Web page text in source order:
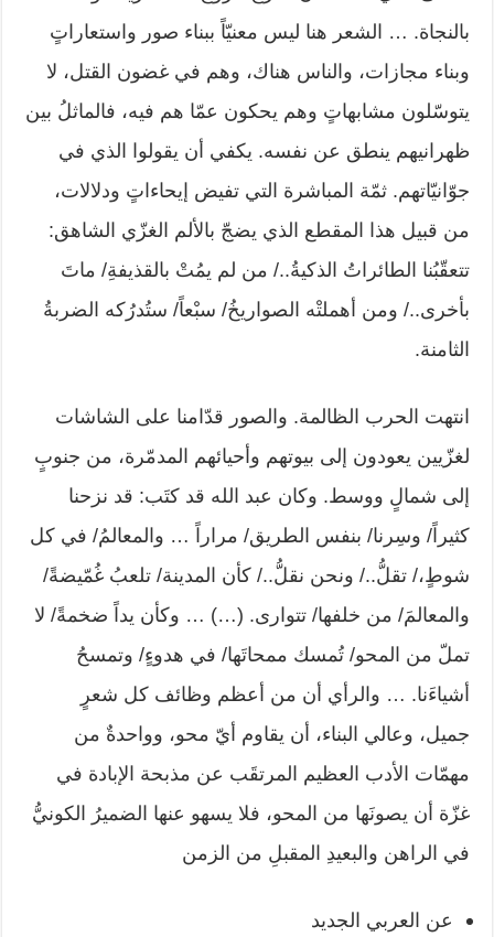
بالنجاة. … الشعر هنا ليس معنيّاً ببناء صور واستعاراتٍ
وبناء مجازات، والناس هناك، وهم في غضون القتل، لا
يتوسّلون مشابهاتٍ وهم يحكون عمّا هم فيه، فالماثلُ بين
ظهرانيهم ينطق عن نفسه. يكفي أن يقولوا الذي في
جوّانيّاتهم. ثمّة المباشرة التي تفيض إيحاءاتٍ ودلالات،
من قبيل هذا المقطع الذي يضجّ بالألم الغزّي الشاهق:
تتعقّبُنا الطائراتُ الذكيةُ../ من لم يمُتْ بالقذيفةِ/ ماتَ
بأخرى../ ومن أهملتْه الصواريخُ/ سبْعاً/ ستُدرُكه الضربةُ
الثامنة.
انتهت الحرب الظالمة. والصور قدّامنا على الشاشات
لغزّيين يعودون إلى بيوتهم وأحيائهم المدمّرة، من جنوبٍ
إلى شمالٍ ووسط. وكان عبد الله قد كتَب: قد نزحنا
كثيراً/ وسِرنا/ بنفس الطريق/ مراراً … والمعالمُ/ في كل
شوطٍ،/ تقلُّ../ ونحن نقلُّ../ كأن المدينة/ تلعبُ غُمّيضةً/
والمعالمَ/ من خلفها/ تتوارى. (…) … وكأن يداً ضخمةً/ لا
تملّ من المحو/ تُمسك ممحاتَها/ في هدوءٍ/ وتمسحُ
أشياءَنا. … والرأي أن من أعظم وظائف كل شعرٍ
جميل، وعالي البناء، أن يقاوم أيّ محو، وواحدةٌ من
مهمّات الأدب العظيم المرتقَب عن مذبحة الإبادة في
غزّة أن يصونَها من المحو، فلا يسهو عنها الضميرُ الكونيُّ
في الراهن والبعيدِ المقبلِ من الزمن
عن العربي الجديد